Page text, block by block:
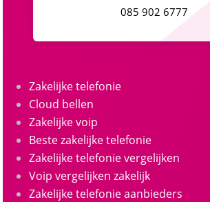
085 902 6777
Zakelijke telefonie
Cloud bellen
Zakelijke voip
Beste zakelijke telefonie
Zakelijke telefonie vergelijken
Voip vergelijken zakelijk
Zakelijke telefonie aanbieders